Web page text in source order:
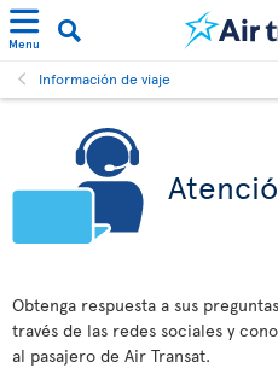
Menu
Información de viaje
Obtenga respuesta a sus
través de las redes sociales y
al pasajero de Air Transat.